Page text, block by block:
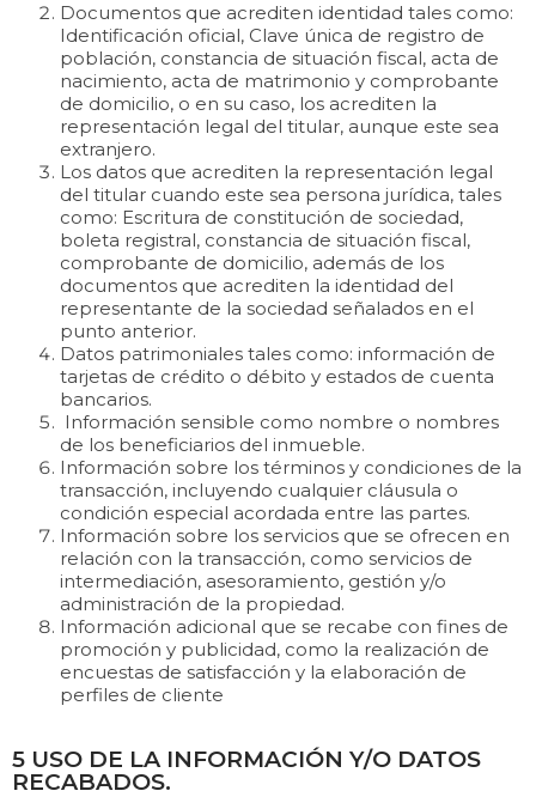
Documentos que acrediten identidad tales como:
Identificación oficial, Clave única de registro de
población, constancia de situación fiscal, acta de
nacimiento, acta de matrimonio y comprobante
de domicilio, o en su caso, los acrediten la
representación legal del titular, aunque este sea
extranjero.
Los datos que acrediten la representación legal
del titular cuando este sea persona jurídica, tales
como: Escritura de constitución de sociedad,
boleta registral, constancia de situación fiscal,
comprobante de domicilio, además de los
documentos que acrediten la identidad del
representante de la sociedad señalados en el
punto anterior.
Datos patrimoniales tales como: información de
tarjetas de crédito o débito y estados de cuenta
bancarios.
Información sensible como nombre o nombres
de los beneficiarios del inmueble.
Información sobre los términos y condiciones de la
transacción, incluyendo cualquier cláusula o
condición especial acordada entre las partes.
Información sobre los servicios que se ofrecen en
relación con la transacción, como servicios de
intermediación, asesoramiento, gestión y/o
administración de la propiedad.
Información adicional que se recabe con fines de
promoción y publicidad, como la realización de
encuestas de satisfacción y la elaboración de
perfiles de cliente
5 USO DE LA INFORMACIÓN Y/O DATOS
RECABADOS.